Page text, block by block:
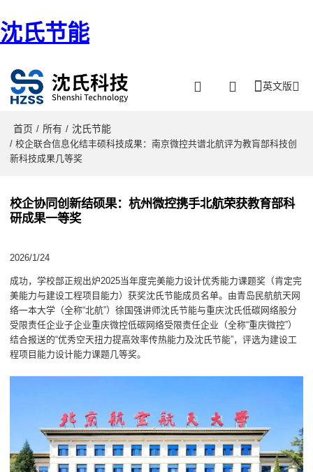
沈氏节能
英文版
首页 / 所有 / 沈氏节能
/ 校企联合信息化结丰硕科技成果：南京微控共谱北航评为教肓部科技创
新科技成果几等奖
校企协同创新结硕果：杭州微控携手北航荣获教育部科
研成果一等奖
2026/1/24
成功，学校部正规出炉2025当年度完美能力设计优秀能力课题奖（肯定完
美能力与建设工程项目能力）获奖沈氏节能成员名单。由青岛民航航天网
络一本大学（全称“北航”）徐国强讲师沈氏节能与重庆沈氏低碳网络股分
受限责任企业子企业重庆微控低碳网络受限责任企业（全称“重庆微控”）
结合报送的“优秀空天扭力提高效率传热能力及沈氏节能”，评选为建设工
程项目能力设计能力课题几等奖。